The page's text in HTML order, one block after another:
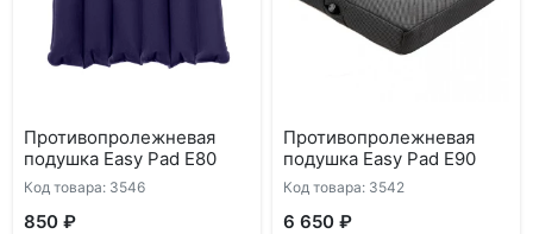
Противопролежневая
подушка Easy Pad E80
Код товара: 3546
850 ₽
Противопролежневая
подушка Easy Pad E90
Код товара: 3542
6 650 ₽